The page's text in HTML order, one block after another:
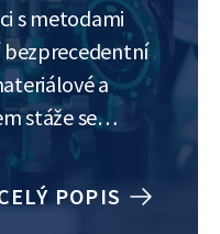
s metodami
bezprecedentní
a
stáže se
a
do metod
POPIS